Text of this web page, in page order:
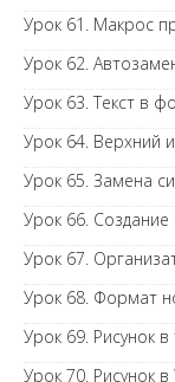
Урок 61. Макрос
Урок 62.
Урок 63. Текст в
Урок 64. Верхний
Урок 65. Замена
Урок 66. Создание
Урок 67.
Урок 68. Формат
Урок 69. Рисунок в
Урок 70. Рисунок в